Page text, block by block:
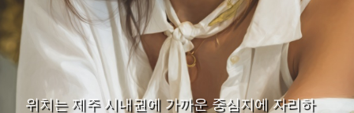
위치는 제주 시내권에 가까운 중심지에 자리하